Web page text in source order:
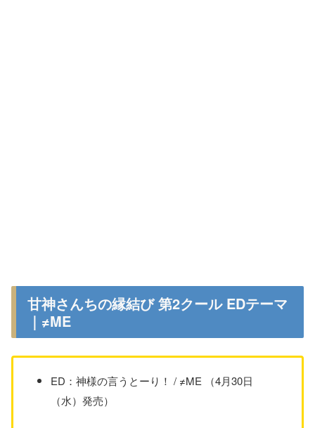
甘神さんちの縁結び 第2クール EDテーマ
｜≠ME
ED：神様の言うとーり！ / ≠ME （4月30日
（水）発売）